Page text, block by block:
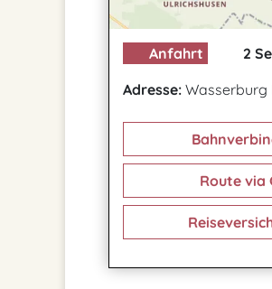
Anfahrt
2
Adresse: Wasserburg
Route via